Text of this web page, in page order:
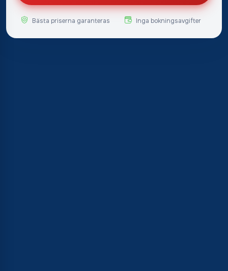
Bästa priserna garanteras Inga bokningsavgifter